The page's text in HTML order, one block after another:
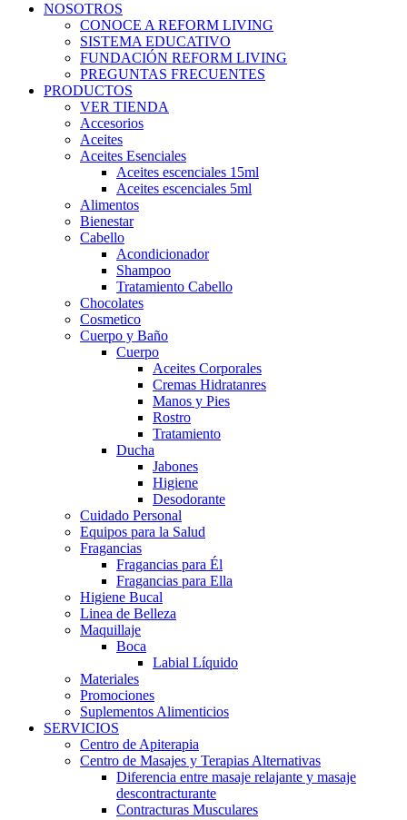
NOSOTROS
CONOCE A REFORM LIVING
SISTEMA EDUCATIVO
FUNDACIÓN REFORM LIVING
PREGUNTAS FRECUENTES
PRODUCTOS
VER TIENDA
Accesorios
Aceites
Aceites Esenciales
Aceites escenciales 15ml
Aceites escenciales 5ml
Alimentos
Bienestar
Cabello
Acondicionador
Shampoo
Tratamiento Cabello
Chocolates
Cosmetico
Cuerpo y Baño
Cuerpo
Aceites Corporales
Cremas Hidratanres
Manos y Pies
Rostro
Tratamiento
Ducha
Jabones
Higiene
Desodorante
Cuidado Personal
Equipos para la Salud
Fragancias
Fragancias para Él
Fragancias para Ella
Higiene Bucal
Linea de Belleza
Maquillaje
Boca
Labial Líquido
Materiales
Promociones
Suplementos Alimenticios
SERVICIOS
Centro de Apiterapia
Centro de Masajes y Terapias Alternativas
Diferencia entre masaje relajante y masaje
descontracturante
Contracturas Musculares